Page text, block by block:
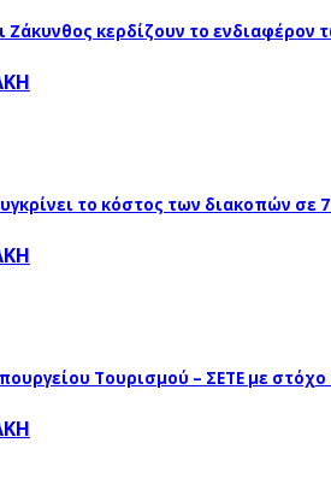
Ζάκυνθος κερδίζουν το ενδιαφέρον
το κόστος των διακοπών σε
Τουρισμού – ΣΕΤΕ με